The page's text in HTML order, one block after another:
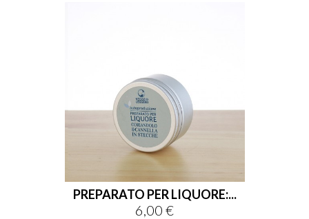
PREPARATO PER LIQUORE:...
Prezzo
6,00 €